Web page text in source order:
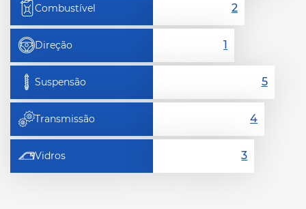
Combustível
Direção
Suspensão
Transmissão
Vidros